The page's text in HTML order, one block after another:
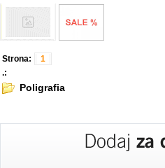
Strona:
1
.:
Poligrafia